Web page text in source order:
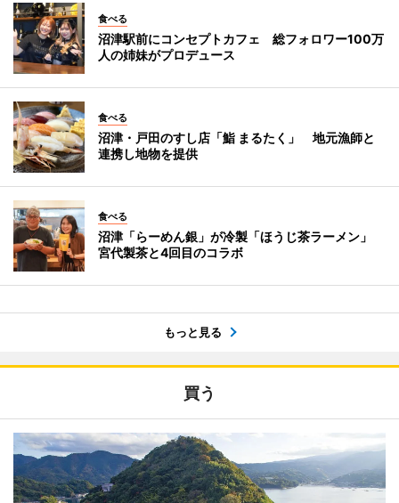
食べる
沼津駅前にコンセプトカフェ 総フォロワー100万
人の姉妹がプロデュース
食べる
沼津・戸田のすし店「鮨 まるたく」 地元漁師と
連携し地物を提供
食べる
沼津「らーめん銀」が冷製「ほうじ茶ラーメン」
宮代製茶と4回目のコラボ
もっと見る
買う